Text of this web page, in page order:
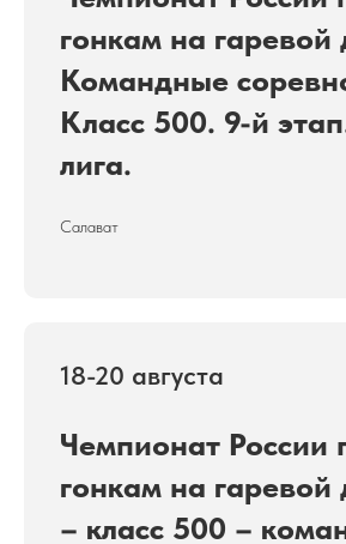
гонкам на гаревой
Командные
Класс 500. 9-й
лига.
Салават
18-20 августа
Чемпионат России
гонкам на
– класс 500 –